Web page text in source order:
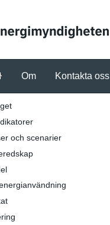
Om Kontakta oss
och scenarier